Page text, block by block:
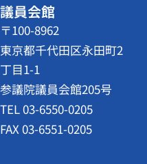
議員会館
〒100-8962
東京都千代田区永田町2
丁目1-1
参議院議員会館205号
TEL 03-6550-0205
FAX 03-6551-0205